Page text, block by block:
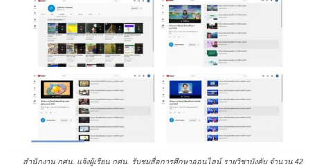
สำนักงาน กศน. แจ้งผู้เรียน กศน. รับชมสื่อการศึกษาออนไลน์ รายวิชาบังคับ จำนวน 42